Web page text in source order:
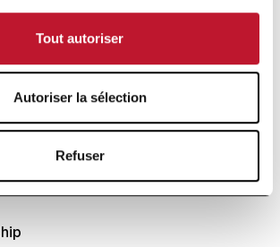
Tout autoriser
Autoriser la sélection
Refuser